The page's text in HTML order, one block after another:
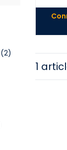
(2)
1